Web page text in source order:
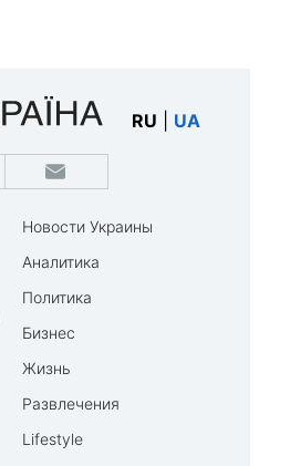
RU UA
Новости Украины
Аналитика
Политика
Бизнес
Жизнь
Развлечения
Lifestyle